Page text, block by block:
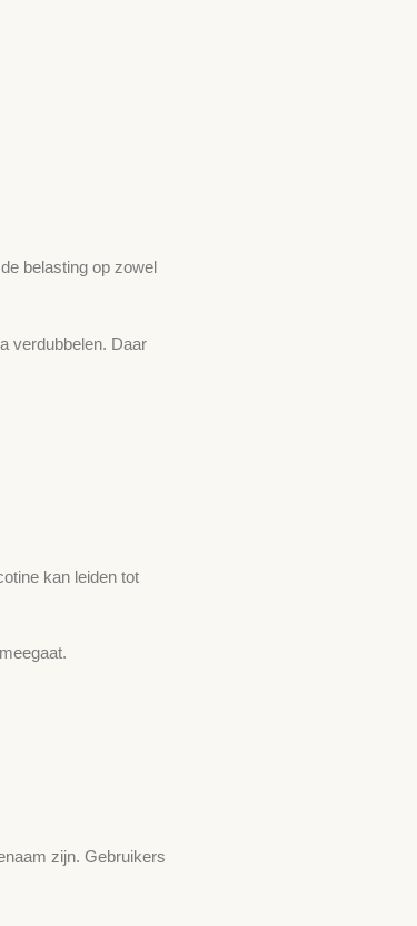
belasting op zowel
verdubbelen. Daar
kan leiden tot
zijn. Gebruikers